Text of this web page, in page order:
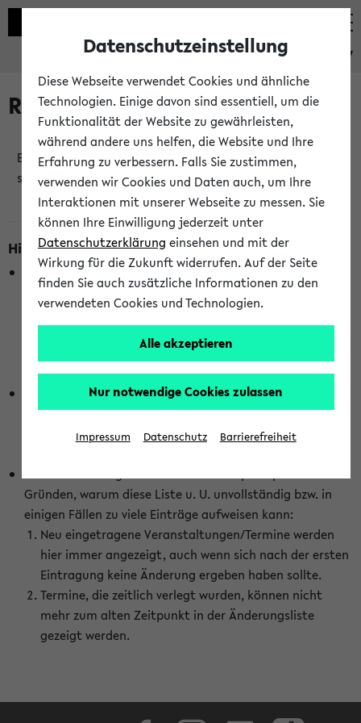
eKVV
Raumänderungen
Es wurden keine Raumänderungen an jetzt
stattfindenden Veranstaltungen gefunden!
Hinweise zur Liste der Raumänderungen
In dieser Liste werden nur Veranstaltungstermine
berücksichtigt, die gerade oder innerhalb der nächsten 2
Stunden stattfinden. Berücksichtigt werden nur Termine,
wurden. Die Anzeige ist semesterübergreifend und nicht
abhängig vom im eKVV gewählten Semester.
Die hier gezeigte Liste von Raumänderungen kann nur
vollständig sein, wenn den Fakultäten von den Lehrenden
die Änderungen zeitnah mitgeteilt und diese Änderungen
Gründen, warum diese Liste u. U. unvollständig bzw. in
einigen Fällen zu viele Einträge aufweisen kann:
Neu eingetragene Veranstaltungen/Termine werden
hier immer angezeigt, auch wenn sich nach der ersten
Eintragung keine Änderung ergeben haben sollte.
Termine, die zeitlich verlegt wurden, können nicht
mehr zum alten Zeitpunkt in der Änderungsliste
gezeigt werden.
Datenschutzeinstellung
Diese Webseite verwendet Cookies und ähnliche
Technologien. Einige davon sind essentiell, um die
Funktionalität der Website zu gewährleisten,
während andere uns helfen, die Website und Ihre
Erfahrung zu verbessern. Falls Sie zustimmen,
verwenden wir Cookies und Daten auch, um Ihre
Interaktionen mit unserer Webseite zu messen. Sie
können Ihre Einwilligung jederzeit unter
Datenschutzerklärung einsehen und mit der
Wirkung für die Zukunft widerrufen. Auf der Seite
finden Sie auch zusätzliche Informationen zu den
verwendeten Cookies und Technologien.
Alle akzeptieren
Nur notwendige Cookies zulassen
Impressum Datenschutz Barrierefreiheit